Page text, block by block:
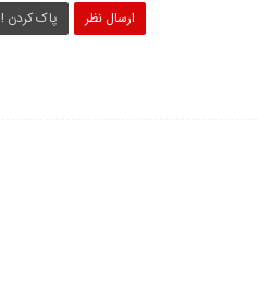
ارسال نظر پاک کردن !